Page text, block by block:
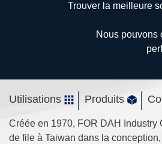
Trouver la meilleure
Nous pouvons
Utilisations Produits
Créée en 1970, FOR DAH Industry
de file à Taiwan dans la